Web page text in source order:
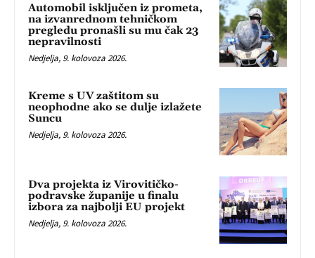
Automobil isključen iz prometa,
na izvanrednom tehničkom
pregledu pronašli su mu čak 23
nepravilnosti
Nedjelja, 9. kolovoza 2026.
Kreme s UV zaštitom su
neophodne ako se dulje izlažete
Suncu
Nedjelja, 9. kolovoza 2026.
Dva projekta iz Virovitičko-
podravske županije u finalu
izbora za najbolji EU projekt
Nedjelja, 9. kolovoza 2026.